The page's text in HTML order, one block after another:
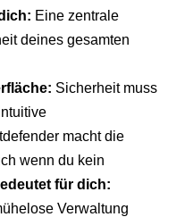
Eine zentrale
deines gesamten
Sicherheit muss
macht die
wenn du kein
für dich:
Verwaltung